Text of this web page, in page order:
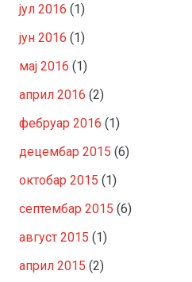
јул 2016 (1)
јун 2016 (1)
мај 2016 (1)
април 2016 (2)
фебруар 2016 (1)
децембар 2015 (6)
октобар 2015 (1)
септембар 2015 (6)
август 2015 (1)
април 2015 (2)